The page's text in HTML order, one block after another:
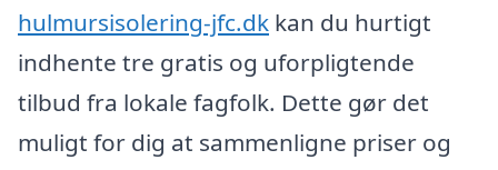
hulmursisolering-jfc.dk kan du hurtigt
indhente tre gratis og uforpligtende
tilbud fra lokale fagfolk. Dette gør det
muligt for dig at sammenligne priser og